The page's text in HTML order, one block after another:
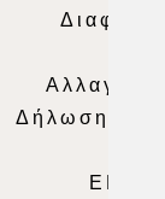
Αλλαγή
Δήλωση